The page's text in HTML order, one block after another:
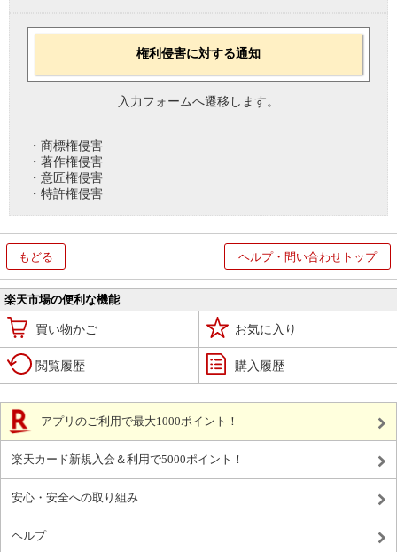
権利侵害に対する通知
入力フォームへ遷移します。
・商標権侵害
・著作権侵害
・意匠権侵害
・特許権侵害
もどる ヘルプ・問い合わせトップ
楽天市場の便利な機能
買い物かご お気に入り
閲覧履歴 購入履歴
アプリのご利用で最大1000ポイント！
楽天カード新規入会＆利用で5000ポイント！
安心・安全への取り組み
ヘルプ